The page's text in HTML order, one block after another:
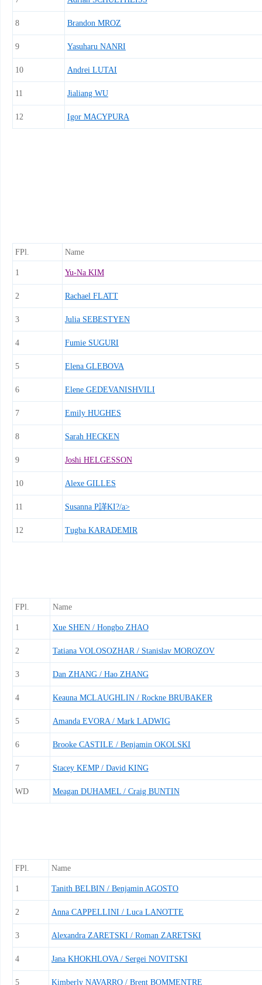
8 Brandon MROZ
9 Yasuharu NANRI
10 Andrei LUTAI
11 Jialiang WU
12 Igor MACYPURA
FPl. Name
1 Yu-Na KIM
2 Rachael FLATT
3 Julia SEBESTYEN
4 Fumie SUGURI
5 Elena GLEBOVA
6 Elene GEDEVANISHVILI
7 Emily HUGHES
8 Sarah HECKEN
9 Joshi HELGESSON
10 Alexe GILLES
11 Susanna P諽KI?/a>
12 Tugba KARADEMIR
FPl. Name
1 Xue SHEN / Hongbo ZHAO
2 Tatiana VOLOSOZHAR / Stanislav MOROZOV
3 Dan ZHANG / Hao ZHANG
4 Keauna MCLAUGHLIN / Rockne BRUBAKER
5 Amanda EVORA / Mark LADWIG
6 Brooke CASTILE / Benjamin OKOLSKI
7 Stacey KEMP / David KING
WD Meagan DUHAMEL / Craig BUNTIN
FPl. Name
1 Tanith BELBIN / Benjamin AGOSTO
2 Anna CAPPELLINI / Luca LANOTTE
3 Alexandra ZARETSKI / Roman ZARETSKI
4 Jana KHOKHLOVA / Sergei NOVITSKI
5 Kimberly NAVARRO / Brent BOMMENTRE